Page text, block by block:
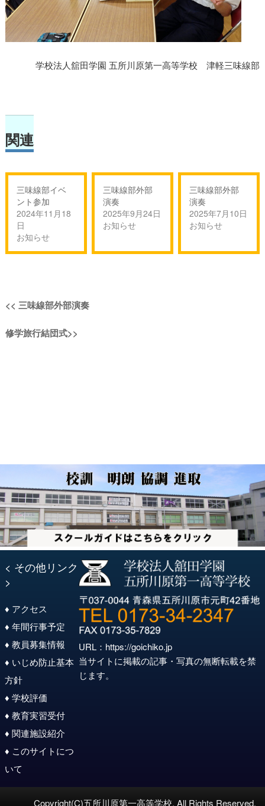
学校法人舘田学園 五所川原第一高等学校 津軽三味線部
関連
三味線部イベ
ント参加
2024年11月18
日
お知らせ
三味線部外部
演奏
2025年9月24日
お知らせ
三味線部外部
演奏
2025年7月10日
お知らせ
投
稿
ョ
ン
<< 過
の
三味線部外部演奏
次
修学旅行結団式>>
< その他リンク
>
♦ アクセス
♦ 年間行事予定
♦ 教員募集情報
♦ いじめ防止基本
方針
♦ 学校評価
♦ 教育実習受付
♦ 関連施設紹介
♦ このサイトにつ
いて
URL： https://goichiko.jp
当サイトに掲載の記事・写真の無断転載を禁
じます。
Copyright(C)五所川原第一高等学校. All Rights Reserved.